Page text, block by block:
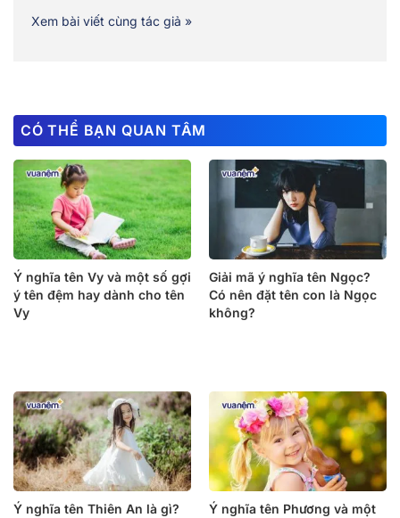
Xem bài viết cùng tác giả »
CÓ THỂ BẠN QUAN TÂM
Ý nghĩa tên Vy và một số gợi
ý tên đệm hay dành cho tên
Vy
Giải mã ý nghĩa tên Ngọc?
Có nên đặt tên con là Ngọc
không?
Ý nghĩa tên Thiên An là gì?
Ý nghĩa tên Phương và một